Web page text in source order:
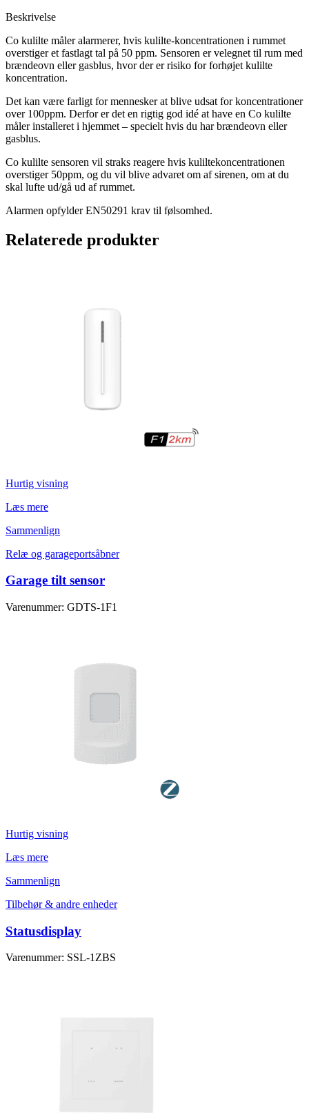
Beskrivelse
Co kulilte måler alarmerer, hvis kulilte-koncentrationen i rummet
overstiger et fastlagt tal på 50 ppm. Sensoren er velegnet til rum med
brændeovn eller gasblus, hvor der er risiko for forhøjet kulilte
koncentration.
Det kan være farligt for mennesker at blive udsat for koncentrationer
over 100ppm. Derfor er det en rigtig god idé at have en Co kulilte
måler installeret i hjemmet – specielt hvis du har brændeovn eller
gasblus.
Co kulilte sensoren vil straks reagere hvis kuliltekoncentrationen
overstiger 50ppm, og du vil blive advaret om af sirenen, om at du
skal lufte ud/gå ud af rummet.
Alarmen opfylder EN50291 krav til følsomhed.
Relaterede produkter
Hurtig visning
Læs mere
Sammenlign
Relæ og garageportsåbner
Garage tilt sensor
Varenummer: GDTS-1F1
Hurtig visning
Læs mere
Sammenlign
Tilbehør & andre enheder
Statusdisplay
Varenummer: SSL-1ZBS